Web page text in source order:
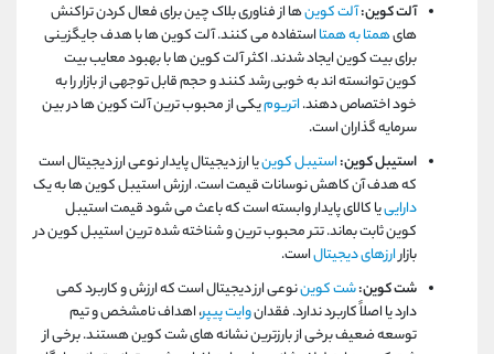
آلت کوین:آلت کوینها از فناوری بلاک چین برای فعال کردن تراکنش
هایهمتا به همتااستفاده می کنند. آلت کوین ها با هدف جایگزینی
برای بیت کوین ایجاد شدند. اکثر آلت کوین ها با بهبود معایب بیت
کوین توانسته اند به خوبی رشد کنند و حجم قابل توجهی از بازار را به
خود اختصاص دهند.اتریومیکی از محبوب ترین آلت کوین ها در بین
سرمایه گذاران است.
استیبل کوین:استیبل کوینیا ارز دیجیتال پایدار نوعی ارز دیجیتال است
که هدف آن کاهش نوسانات قیمت است. ارزش استیبل کوین ها به یک
دارایییا کالای پایدار وابسته است که باعث می شود قیمت استیبل
کوین ثابت بماند. تتر محبوب ترین و شناخته شده ترین استیبل کوین در
بازارارزهای دیجیتالاست.
شت کوین:شت کویننوعی ارز دیجیتال است که ارزش و کاربرد کمی
دارد یا اصلاً کاربرد ندارد. فقدانوایت پیپر، اهداف نامشخص و تیم
توسعه ضعیف برخی از بارزترین نشانه های شت کوین هستند. برخی از